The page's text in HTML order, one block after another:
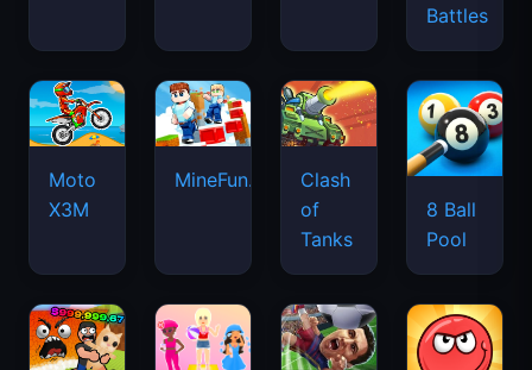
Battles
Moto
X3M
MineFun.io
Clash
of
Tanks
8 Ball
Pool